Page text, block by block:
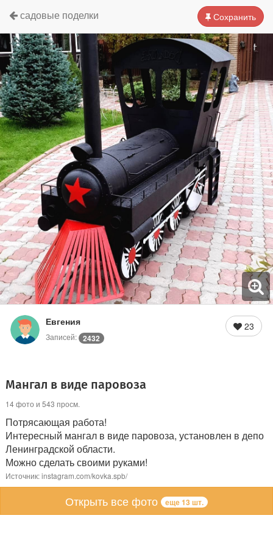
Сохранить
садовые поделки
Евгения
Записей: 2432
23
Мангал в виде паровоза
14 фото и 543 просм.
Потрясающая работа!
Интересный мангал в виде паровоза, установлен в депо
Ленинградской области.
Можно сделать своими руками!
Источник: instagram.com/kovka.spb/
Открыть все фото еще 13 шт.